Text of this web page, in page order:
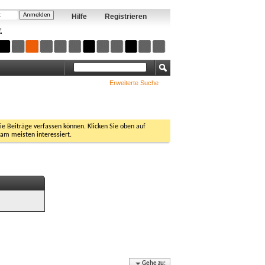
Registrieren
Hilfe
Erweiterte Suche
Beiträge verfassen können. Klicken Sie oben auf
am meisten interessiert.
Gehe zu: